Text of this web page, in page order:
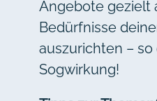
Angebote gezielt
Bedürfnisse
auszurichten –
Sogwirkung!